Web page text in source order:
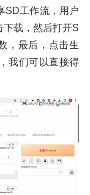
SD工作流，用户
载，然后打开S
，最后，点击生
我们可以直接得